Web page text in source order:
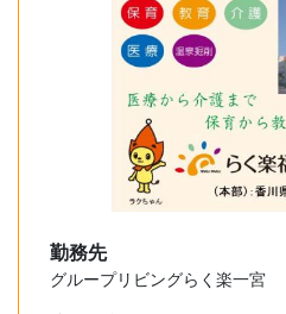
勤務先
グループリビングらく楽一宮